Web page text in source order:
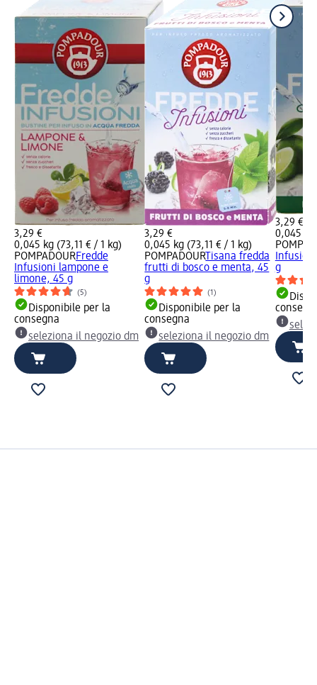
3,29 €
0,045 kg (73,11 € / 1 kg)
POMPADOURFredde
Infusioni lampone e
limone, 45 g
(5)
Disponibile per la
consegna
seleziona il negozio dm
3,29 €
0,045 kg (73,11 € / 1 kg)
POMPADOURTisana fredda
frutti di bosco e menta, 45
g
(1)
Disponibile per la
consegna
seleziona il negozio dm
3,29 €
0,045 kg
g